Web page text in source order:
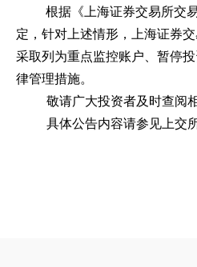
根据《上海证券交易所交
定，针对上述情形，上海证券
采取列为重点监控账户、暂停
律管理措施。
敬请广大投资者及时查阅
具体公告内容请参见上交